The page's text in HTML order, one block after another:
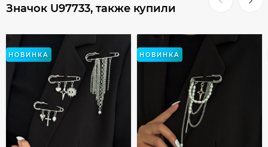
Значок U97733, также купили
НОВИНКА НОВИНКА